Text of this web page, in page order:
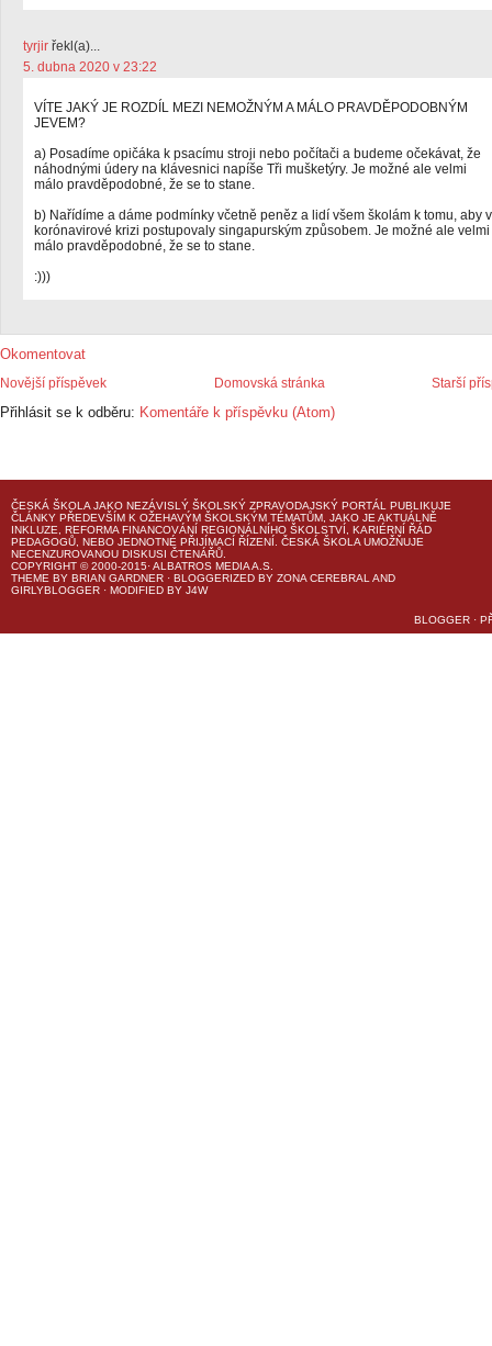
tyrjir řekl(a)...
5. dubna 2020 v 23:22
VÍTE JAKÝ JE ROZDÍL MEZI NEMOŽNÝM A MÁLO PRAVDĚPODOBNÝM
JEVEM?
a) Posadíme opičáka k psacímu stroji nebo počítači a budeme očekávat, že
náhodnými údery na klávesnici napíše Tři mušketýry. Je možné ale velmi
málo pravděpodobné, že se to stane.
b) Nařídíme a dáme podmínky včetně peněz a lidí všem školám k tomu, aby v
korónavirové krizi postupovaly singapurským způsobem. Je možné ale velmi
málo pravděpodobné, že se to stane.
:)))
Okomentovat
Novější příspěvek Starší
Domovská stránka
Přihlásit se k odběru: Komentáře k příspěvku (Atom)
ČESKÁ ŠKOLA JAKO NEZÁVISLÝ ŠKOLSKÝ ZPRAVODAJSKÝ PORTÁL PUBLIKUJE
ČLÁNKY PŘEDEVŠÍM K OŽEHAVÝM ŠKOLSKÝM TÉMATŮM, JAKO JE AKTUÁLNĚ
INKLUZE, REFORMA FINANCOVÁNÍ REGIONÁLNÍHO ŠKOLSTVÍ, KARIÉRNÍ ŘÁD
PEDAGOGŮ, NEBO JEDNOTNÉ PŘIJÍMACÍ ŘÍZENÍ. ČESKÁ ŠKOLA UMOŽŇUJE
NECENZUROVANOU DISKUSI ČTENÁŘŮ.
COPYRIGHT © 2000-2015· ALBATROS MEDIA A.S.
THEME BY BRIAN GARDNER · BLOGGERIZED BY ZONA CEREBRAL AND
GIRLYBLOGGER · MODIFIED BY J4W
BLOGGER ·